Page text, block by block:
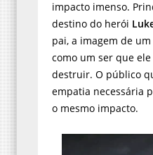
impacto imenso.
destino do herói
pai, a imagem de
como um ser que
destruir. O público
empatia necessária
o mesmo impacto.